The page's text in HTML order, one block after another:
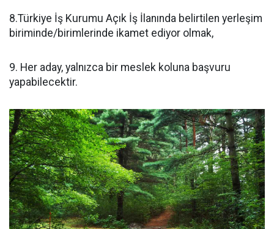
8.Türkiye İş Kurumu Açık İş İlanında belirtilen yerleşim
biriminde/birimlerinde ikamet ediyor olmak,
9. Her aday, yalnızca bir meslek koluna başvuru
yapabilecektir.